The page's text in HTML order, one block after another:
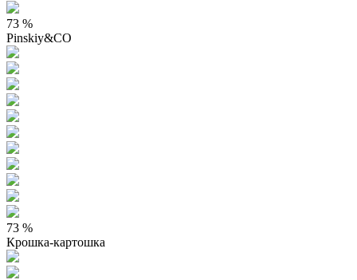
73 %
Pinskiy&CO
73 %
Крошка-картошка